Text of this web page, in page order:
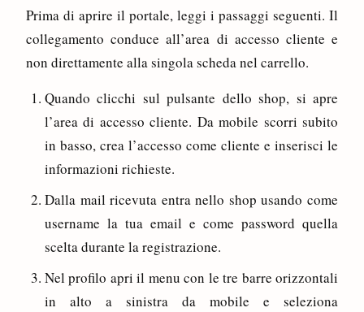
Prima di aprire il portale, leggi i passaggi seguenti. Il
collegamento conduce all’area di accesso cliente e
non direttamente alla singola scheda nel carrello.
Quando clicchi sul pulsante dello shop, si apre
l’area di accesso cliente. Da mobile scorri subito
in basso, crea l’accesso come cliente e inserisci le
informazioni richieste.
Dalla mail ricevuta entra nello shop usando come
username la tua email e come password quella
scelta durante la registrazione.
Nel profilo apri il menu con le tre barre orizzontali
in alto a sinistra da mobile e seleziona